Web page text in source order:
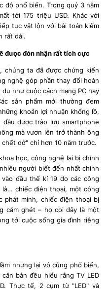
độ phổ biến. Trong quý 3 năm
tới 175 triệu USD. Khác với
tục vật lộn với bài toán kiếm
rất dài.
được đón nhận rất tích cực
chúng ta đã được chứng kiến
nghệ góp phần thay đổi hoàn
như cuộc cách mạng PC hay
sản phẩm mới thường đem
khoản lợi nhuận khổng lồ,
được trào lưu smartphone
mà vươn lên trở thành ông
dở" chỉ hơn 10 năm trước.
học, công nghệ lại bị chính
người biết đến nhất chính
đầu thế kỉ 19 do các công
là… chiếc điện thoại, một công
phát minh, chiếc điện thoại bị
căm ghét – họ coi đây là một
tới cuộc sống gia đình riêng
nhưng lại vô cùng phổ biến,
bản đều hiểu rằng TV LED
Thực tế, 2 cụm từ "LED" và